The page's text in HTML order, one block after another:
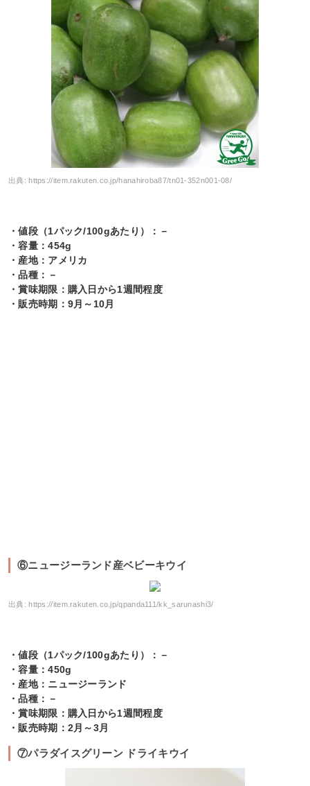
出典:https://item.rakuten.co.jp/hanahiroba87/tn01-352n001-08/
・値段（1パック/100gあたり）：－
・容量：454g
・産地：アメリカ
・品種：－
・賞味期限：購入日から1週間程度
・販売時期：9月～10月
⑥ニュージーランド産ベビーキウイ
出典:https://item.rakuten.co.jp/qpanda111/kk_sarunashi3/
・値段（1パック/100gあたり）：－
・容量：450g
・産地：ニュージーランド
・品種：－
・賞味期限：購入日から1週間程度
・販売時期：2月～3月
⑦パラダイスグリーン ドライキウイ